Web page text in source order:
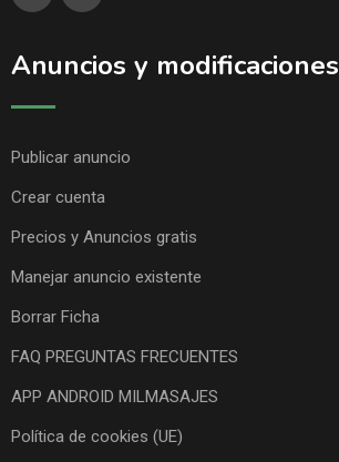
Anuncios y modificaciones
Publicar anuncio
Crear cuenta
Precios y Anuncios gratis
Manejar anuncio existente
Borrar Ficha
FAQ PREGUNTAS FRECUENTES
APP ANDROID MILMASAJES
Política de cookies (UE)